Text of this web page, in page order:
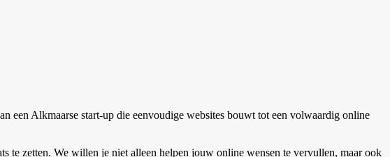
Alkmaarse start-up die eenvoudige websites bouwt tot een volwaardig online
te zetten. We willen je niet alleen helpen jouw online wensen te vervullen, maar ook